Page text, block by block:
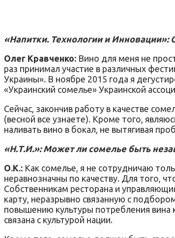
«Напитки. Технологии и Инновации»:
Олег Кравченко: Вино для меня не
раз принимал участие в различных
Украины». В ноябре 2015 года я
«Украинский сомелье» Украинской
Сейчас, закончив работу в качестве
(весной все узнаете). Кроме того,
наливать вино в бокал, не вытягивая
«Н.Т.И.»: Может ли сомелье быть
О.К.: Как сомелье, я не сотрудничаю
неравнозначны по качеству. Для того,
Собственникам ресторана и
карту, неразрывно связанную с
повышению культуры потребления вина
связана с культурой нации.